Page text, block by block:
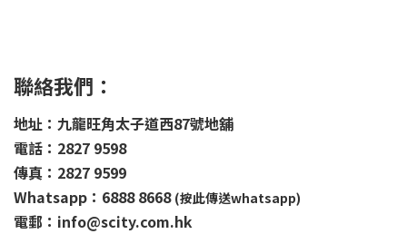
聯絡我們：
地址：九龍旺角太子道西87號地舖
電話：2827 9598
傳真：2827 9599
Whatsapp：6888 8668 (按此傳送whatsapp)
電郵：info@scity.com.hk